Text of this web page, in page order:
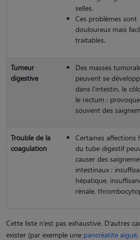
selles.
Ces problèmes sont
douloureux mais
traitables.
Tumeur
digestive
Des masses
peuvent se
dans l’intestin, le
le rectum :
souvent des
Trouble de la
coagulation
Certaines affections
du tube digestif
causer des
intestinaux :
hépatique,
rénale,
Cette liste n’est pas exhaustive. D’autres
exister (par exemple une pancréatite aiguë